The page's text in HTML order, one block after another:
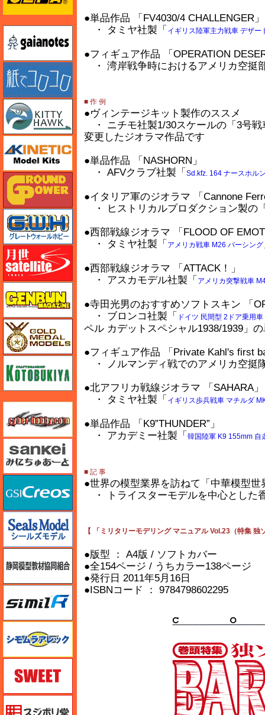
●単品作品 「FV4030/4 CHALLENGER」
・ タミヤ社製「 イギリス陸軍主力戦車 デザー
●フィギュア作品 「OPERATION
・ 湾岸戦争時におけるアメリカ空挺
■ 作 例
●ヴィンテージキット製作のススメ
・ ニチモ社製1/30スケールの「3号
変更したジオラマ作品です
●単品作品 「NASHORN」
・ AFVクラブ社製「 Sd.kfz. 164 ナースホル
●イタリア軍のジオラマ 「Cannone
・ ヒストリカルプロダクション製の
●西部戦線ジオラマ 「FLOOD OF
・ タミヤ社製「 アメリカ戦車 M26 パーシング
●西部戦線ジオラマ 「ATTACK！」
・ アスカモデル社製「 アメリカ突撃戦車
●寺田光男のおすすめソフトスキン 「
・ ブロンコ社製「
ドイツ 民間型 2ドア乗用
ペル カデットスペシャル1938/1939」
●フィギュア作品 「Private Kahl's first
・ ノルマンディ戦でのアメリカ空挺
●北アフリカ戦線ジオラマ 「SAHARA」
・ タミヤ社製「 イギリス歩兵戦車 マチルダ
●単品作品 「K9”THUNDER”」
・ アカデミー社製「 韓国陸軍 K9 155mm 自
■ 記 事
●世界の模型業界を訪ねて「中華模型世
・ トライスターモデルを中心とした
【 「ミリタリーモデリング マニュアル Vol.23（特集
●版型 ： A4版 / ソフトカバー
●全154ページ / うちカラー138ページ
●発行日 2011年5月16日
●ISBNコード ： 9784798602295
ガイアノーツ
紙でコロコロ
キティホーク
キネテック
ガリレオ出版 グランドパワー
グレートウォールホビー
月世 サテライトツールス
ゲンブンマガジン
ゴールドメダルモデルズ
サイバーホビー
GSIクレオス
静岡模型協同組合
シミラー（similR）